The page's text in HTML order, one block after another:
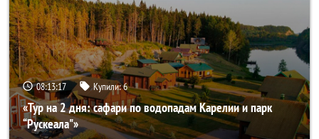
08:13:15 Купили:6
«Тур на 2 дня: сафари по водопадам Карелии и парк
“Рускеала"»